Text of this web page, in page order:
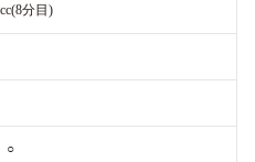
分目)
○